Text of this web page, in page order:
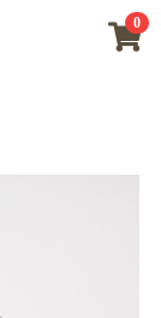
0
×